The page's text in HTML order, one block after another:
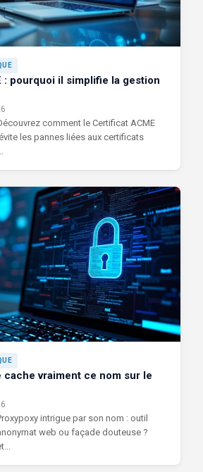
: pourquoi il simplifie la gestion
comment le Certificat ACME
les pannes liées aux certificats
cache vraiment ce nom sur le
intrigue par son nom : outil
web ou façade douteuse ?